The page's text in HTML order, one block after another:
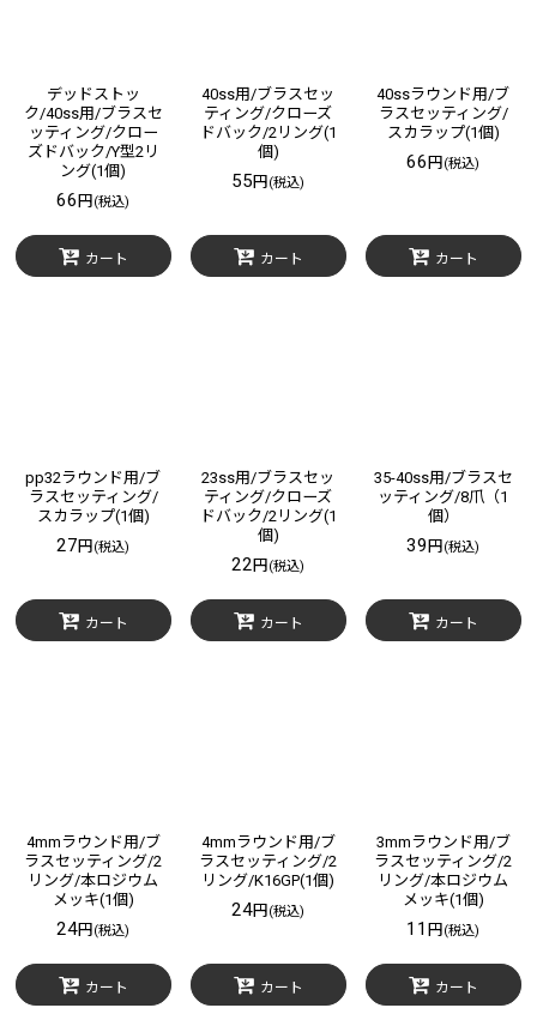
デッドストッ
ク/40ss用/ブラスセ
ッティング/クロー
ズドバック/Y型2リ
ング(1個)
66円 (税込)
カート
40ss用/ブラスセッ
ティング/クローズ
ドバック/2リング(1
個)
55円 (税込)
カート
40ssラウンド用/ブ
ラスセッティング/
スカラップ(1個)
66円 (税込)
カート
pp32ラウンド用/ブ
ラスセッティング/
スカラップ(1個)
27円 (税込)
カート
23ss用/ブラスセッ
ティング/クローズ
ドバック/2リング(1
個)
22円 (税込)
カート
35-40ss用/ブラスセ
ッティング/8爪（1
個）
39円 (税込)
カート
4mmラウンド用/ブ
ラスセッティング/2
リング/本ロジウム
メッキ(1個)
24円 (税込)
カート
4mmラウンド用/ブ
ラスセッティング/2
リング/K16GP(1個)
24円 (税込)
カート
3mmラウンド用/ブ
ラスセッティング/2
リング/本ロジウム
メッキ(1個)
11円 (税込)
カート